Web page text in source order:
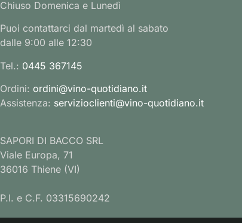
Chiuso Domenica e Lunedì
Puoi contattarci dal martedì al sabato
dalle 9:00 alle 12:30
Tel.: 0445 367145
Ordini: ordini@vino-quotidiano.it
Assistenza: servizioclienti@vino-quotidiano.it
SAPORI DI BACCO SRL
Viale Europa, 71
36016 Thiene (VI)
P.I. e C.F. 03315690242